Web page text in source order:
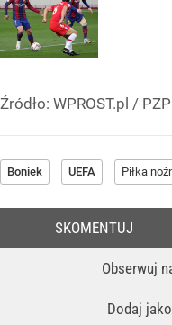
Źródło: WPROST.pl /
Boniek UEFA Piłka
Obserwuj
Dodaj jako
SKOMENTUJ